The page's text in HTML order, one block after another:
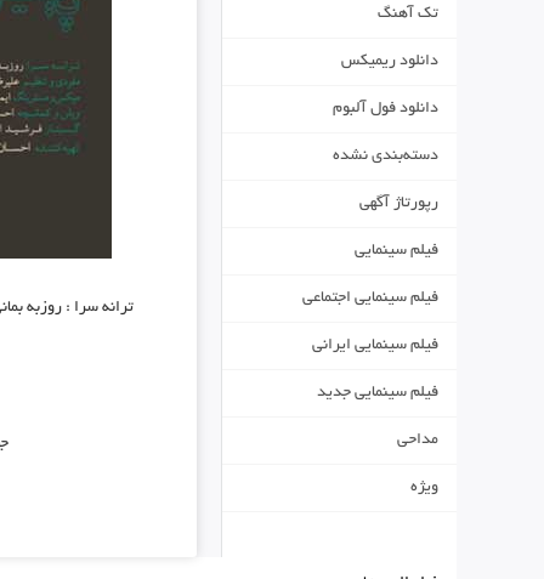
ترانه سرا : روزبه
تک آهنگ
دانلود ریمیکس
دانلود فول آلبوم
دسته‌بندی نشده
رپورتاژ آگهی
فیلم سینمایی
فیلم سینمایی اجتماعی
فیلم سینمایی ایرانی
فیلم سینمایی جدید
مداحی
ویژه